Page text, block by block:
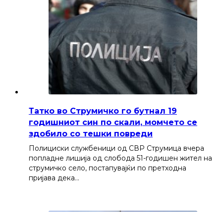
Татко во Струмичко го бутнал 19
годишниот син по скали, момчето се
здобило со тешки повреди
Полициски службеници од СВР Струмица вчера
попладне лишија од слобода 51-годишен жител на
струмичко село, постапувајќи по претходна
пријава дека…